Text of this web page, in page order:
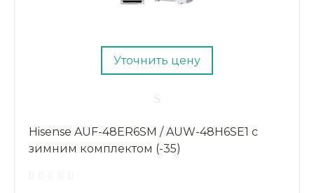
Уточнить цену
Hisense AUF-48ER6SM / AUW-48H6SE1 с
зимним комплектом (-35)